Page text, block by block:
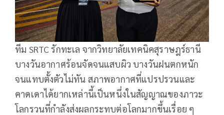
ทีม SRTC รักทะเล จากวิทยาลัยเทคนิคสุราษฎร์ธานี
บางวันอากาศร้อนจัดจนแสบผิว บางวันฝนตกหนัก
จนแทบตั้งตัวไม่ทัน สภาพอากาศที่แปรปรวนและ
คาดเดาได้ยากเหล่านี้เป็นหนึ่งในสัญญาณของภาวะ
โลกรวนที่กำลังส่งผลกระทบต่อโลกมากขึ้นเรื่อย ๆ